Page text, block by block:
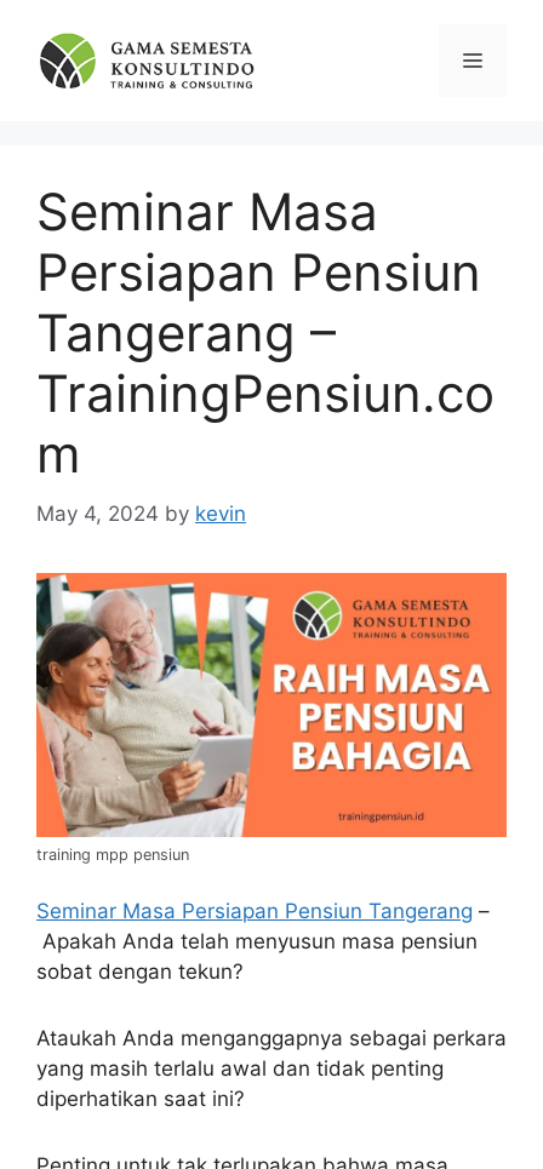
content
Menu
Seminar Masa
Persiapan Pensiun
Tangerang –
TrainingPensiun.co
m
May 4, 2024 by kevin
training mpp pensiun
Seminar Masa Persiapan Pensiun Tangerang –
Apakah Anda telah menyusun masa pensiun
sobat dengan tekun?
Ataukah Anda menganggapnya sebagai perkara
yang masih terlalu awal dan tidak penting
diperhatikan saat ini?